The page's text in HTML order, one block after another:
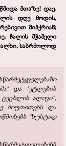
მთაზე! დაე,
დღე მოდის,
მიჰქრიან;
ჩალის მჭამელი
საბრძოლოდ
და "ეტლების
ალივი",
მიუთითებს და
ზუსტად